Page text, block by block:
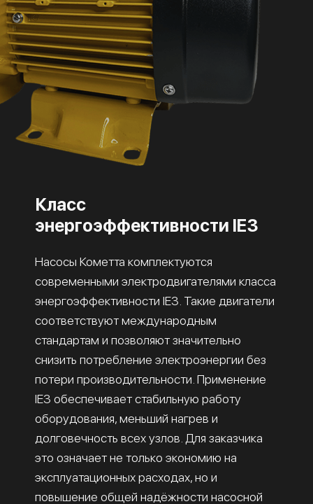
Класс
энергоэффективности IE3
Насосы Кометта комплектуются
современными электродвигателями класса
энергоэффективности IE3. Такие двигатели
соответствуют международным
стандартам и позволяют значительно
снизить потребление электроэнергии без
потери производительности. Применение
IE3 обеспечивает стабильную работу
оборудования, меньший нагрев и
долговечность всех узлов. Для заказчика
это означает не только экономию на
эксплуатационных расходах, но и
повышение общей надёжности насосной